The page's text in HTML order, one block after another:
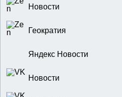
Новости
Геократия
Яндекс Новости
Новости